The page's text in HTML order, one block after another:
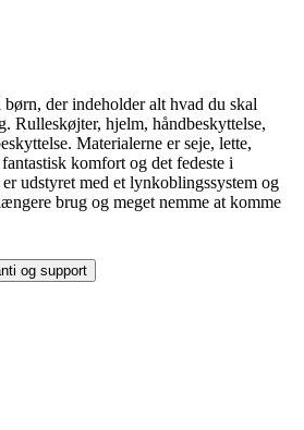
der indeholder alt hvad du skal
Rulleskøjter, hjelm, håndbeskyttelse,
Materialerne er seje, lette,
komfort og det fedeste i
udstyret med et lynkoblingssystem og
brug og meget nemme at komme
og support